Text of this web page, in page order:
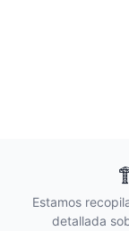
Estamos
detallada